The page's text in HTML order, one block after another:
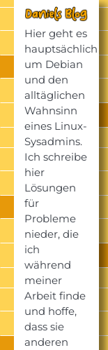
Hier geht es
hauptsächlich
um Debian
und den
alltäglichen
Wahnsinn
eines Linux-
Sysadmins.
Ich schreibe
hier
Lösungen
für
Probleme
nieder, die
ich
während
meiner
Arbeit finde
und hoffe,
dass sie
anderen